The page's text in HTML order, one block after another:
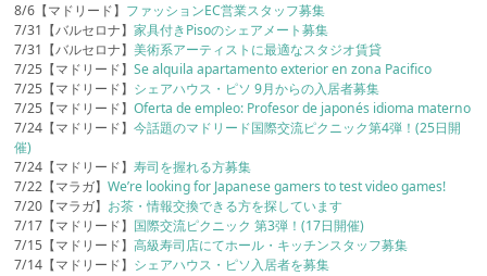
8/6【マドリード】 ファッションEC営業スタッフ募集
7/31【バルセロナ】家具付きPisoのシェアメート募集
7/31【バルセロナ】美術系アーティストに最適なスタジオ賃貸
7/25【マドリード】Se alquila apartamento exterior en zona Pacifico
7/25【マドリード】 シェアハウス・ピソ 9月からの入居者募集
7/25【マドリード】Oferta de empleo: Profesor de japonés idioma materno
7/24【マドリード】今話題のマドリード国際交流ピクニック第4弾！(25日開
催)
7/24【マドリード】寿司を握れる方募集
7/22【マラガ】We’re looking for Japanese gamers to test video games!
7/20【マラガ】 お茶・情報交換できる方を探しています
7/17【マドリード】 国際交流ピクニック 第3弾！(17日開催)
7/15【マドリード】高級寿司店にてホール・キッチンスタッフ募集
7/14【マドリード】 シェアハウス・ピソ入居者を募集